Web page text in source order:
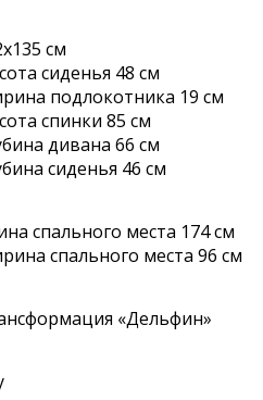
см
сиденья 48 см
подлокотника 19 см
спинки 85 см
дивана 66 см
сиденья 46 см
спального места 174 см
спального места 96 см
«Дельфин»